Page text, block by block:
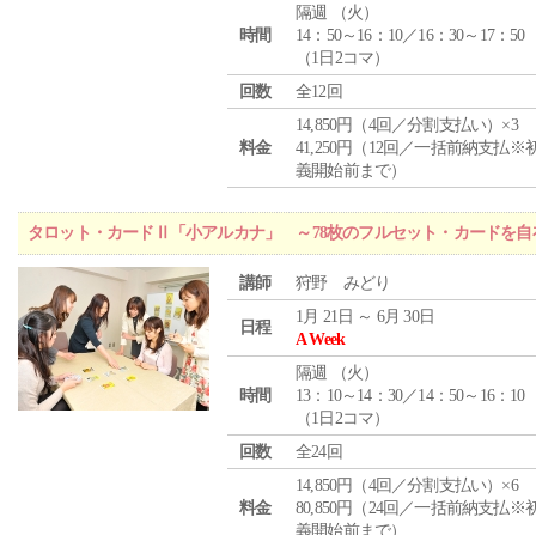
時間
隔週 （火 ）
14：50～16：10／16：30～17：50
（1日2コマ）
回数
全12回
料金
14,850円（4回／分割支払い）×3
41,250円（12回／一括前納支払※
義開始前まで）
タロット・カードⅡ「小アルカナ」 ～78枚のフルセット・カードを自
講師 狩野 みどり
日程
1月 21日 ～ 6月 30日
A Week
時間
隔週 （火 ）
13：10～14：30／14：50～16：10
（1日2コマ）
回数
全24回
料金
14,850円（4回／分割支払い）×6
80,850円（24回／一括前納支払※
義開始前まで）